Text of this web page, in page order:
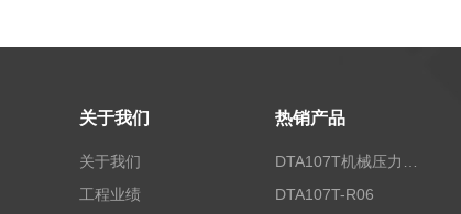
关于我们
关于我们
工程业绩
热销产品
DTA107T-R06